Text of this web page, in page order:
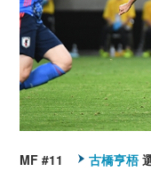
MF #11 古橋亨梧